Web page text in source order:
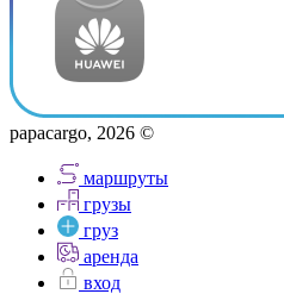
papacargo, 2026 ©
маршруты
грузы
груз
аренда
вход